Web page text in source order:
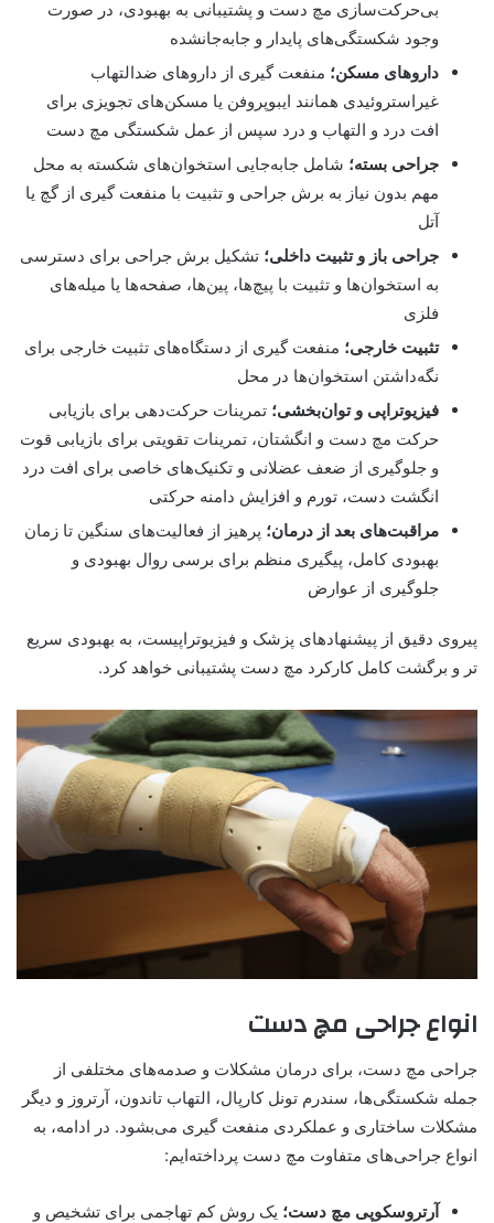
بی‌حرکت‌سازی مچ دست و پشتیبانی به بهبودی، در صورت
وجود شکستگی‌های پایدار و جابه‌جانشده
داروهای مسکن؛ منفعت گیری از داروهای ضدالتهاب
غیراستروئیدی همانند ایبوپروفن یا مسکن‌های تجویزی برای
افت درد و التهاب و درد سپس از عمل شکستگی مچ دست
جراحی بسته؛ شامل جابه‌جایی استخوان‌های شکسته به محل
مهم بدون نیاز به برش جراحی و تثبیت با منفعت گیری از گچ یا
آتل
جراحی باز و تثبیت داخلی؛ تشکیل برش جراحی برای دسترسی
به استخوان‌ها و تثبیت با پیچ‌ها، پین‌ها، صفحه‌ها یا میله‌های
فلزی
تثبیت خارجی؛ منفعت گیری از دستگاه‌های تثبیت خارجی برای
نگه‌داشتن استخوان‌ها در محل
فیزیوتراپی و توان‌بخشی؛ تمرینات حرکت‌دهی برای بازیابی
حرکت مچ دست و انگشتان، تمرینات تقویتی برای بازیابی قوت
و جلوگیری از ضعف عضلانی و تکنیک‌های خاصی برای افت درد
انگشت دست، تورم و افزایش دامنه حرکتی
مراقبت‌های بعد از درمان؛ پرهیز از فعالیت‌های سنگین تا زمان
بهبودی کامل، پیگیری منظم برای برسی روال بهبودی و
جلوگیری از عوارض
پیروی دقیق از پیشنهاد‌های پزشک و فیزیوتراپیست، به بهبودی سریع
تر و برگشت کامل کارکرد مچ دست پشتیبانی خواهد کرد.
انواع جراحی مچ دست
جراحی مچ دست، برای درمان مشکلات و صدمه‌های مختلفی از
جمله شکستگی‌ها، سندرم تونل کارپال، التهاب تاندون، آرتروز و دیگر
مشکلات ساختاری و عملکردی منفعت گیری می‌بشود. در ادامه، به
انواع جراحی‌های متفاوت مچ دست پرداخته‌ایم:
آرتروسکوپی مچ دست؛ یک روش کم تهاجمی برای تشخیص و